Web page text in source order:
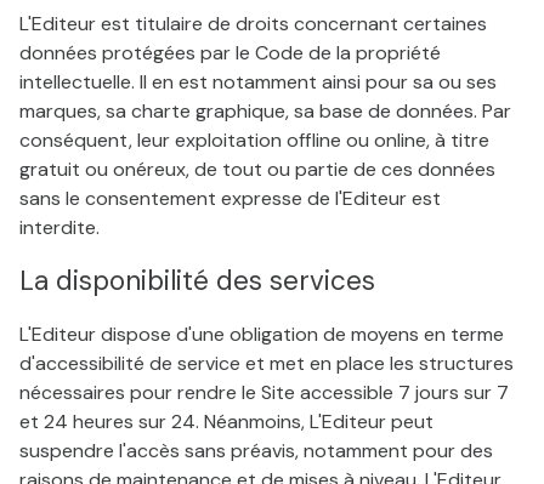
L'Editeur est titulaire de droits concernant certaines
données protégées par le Code de la propriété
intellectuelle. Il en est notamment ainsi pour sa ou ses
marques, sa charte graphique, sa base de données. Par
conséquent, leur exploitation offline ou online, à titre
gratuit ou onéreux, de tout ou partie de ces données
sans le consentement expresse de l'Editeur est
interdite.
La disponibilité des services
L'Editeur dispose d'une obligation de moyens en terme
d'accessibilité de service et met en place les structures
nécessaires pour rendre le Site accessible 7 jours sur 7
et 24 heures sur 24. Néanmoins, L'Editeur peut
suspendre l'accès sans préavis, notamment pour des